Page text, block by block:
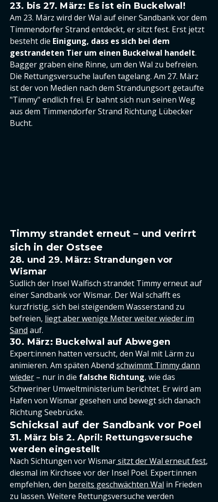
23. bis 27. März: Es ist ein Buckelwal!
Am 23. März wird der Wal auf einer Sandbank vor dem
Timmendorfer Strand entdeckt, er sitzt fest. Erst jetzt
besteht die Einigung, dass es sich bei dem
gestrandeten Tier um einen Buckelwal handelt.
Bagger graben eine Rinne, um den Wal zu befreien.
Die Rettungsversuche laufen tagelang. Am 27. März
ist der von Medien nach dem Strandungsort getaufte
"Timmy" endlich frei. Er bahnt sich nun seinen Weg
aus dem Timmendorfer Strand Richtung Lübecker
Bucht.
Timmy strandet erneut – und verirrt
sich in der Ostsee
28. und 29. März: Strandungen vor
Wismar
Südlich der Insel Walfisch strandet Timmy erneut auf
einer Sandbank vor Wismar. Der Wal schafft es
kurzfristig, sich bei steigendem Wasserstand zu
befreien, liegt aber wenige Meter weiter wieder im
Sand auf.
30. März: Buckelwal auf Abwegen
Expert:innen hatten versucht, den Wal mit Lärm zu
animieren. Am späten Abend schwimmt Timmy dann
wieder – nur in die falsche Richtung, wie das
Schweriner Umweltministerium berichtet. Er wird am
Hafen von Wismar gesehen und bewegt sich danach
Richtung Seebrücke.
Schicksal auf der Sandbank vor Poel
31. März bis 2. April: Rettungsversuche
werden eingestellt
Nach Sichtungen vor Wismarsitzt der Wal erneut fest,
diesmal im Kirchsee vor der Insel Poel. Expert:innen
empfehlen, den bereits geschwächten Wal in Frieden
zu lassen. Weitere Rettungsversuche werden